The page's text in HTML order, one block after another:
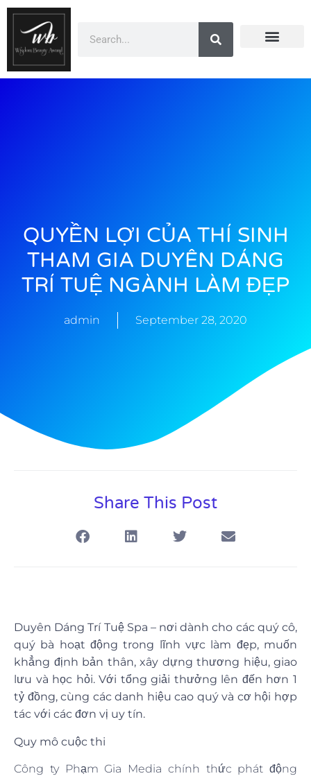
QUYỀN LỢI CỦA THÍ SINH
THAM GIA DUYÊN DÁNG
TRÍ TUỆ NGÀNH LÀM ĐẸP
admin September 28, 2020
Share This Post
Duyên Dáng Trí Tuệ Spa – nơi dành cho các quý cô,
quý bà hoạt động trong lĩnh vực làm đẹp, muốn
khẳng định bản thân, xây dựng thương hiệu, giao
lưu và học hỏi. Với tổng giải thưởng lên đến hơn 1
tỷ đồng, cùng các danh hiệu cao quý và cơ hội hợp
tác với các đơn vị uy tín.
Quy mô cuộc thi
Công ty Phạm Gia Media chính thức phát động